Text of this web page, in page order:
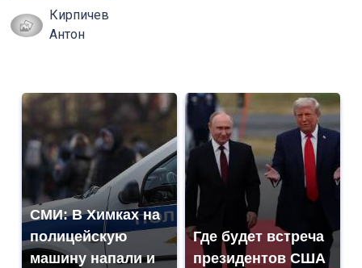
Кирпичев
Антон
СМИ: В Химках на
полицейскую
машину напали и
Где будет встреча
президентов США